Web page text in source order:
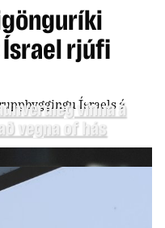
Ísrael rjúfi
Ísraels á
vinna á
vegna of hás